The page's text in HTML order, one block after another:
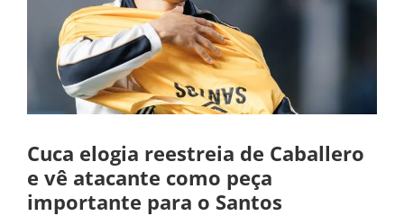
Cuca elogia reestreia de Caballero
e vê atacante como peça
importante para o Santos